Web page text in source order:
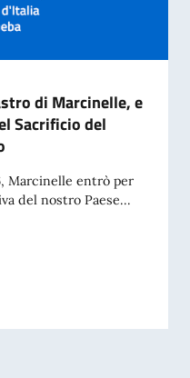
di Marcinelle, e
Sacrificio del
Marcinelle entrò per
del nostro Paese...
di Marcinelle, e 25°